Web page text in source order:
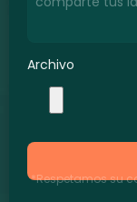
Archivo
*Respetamos su